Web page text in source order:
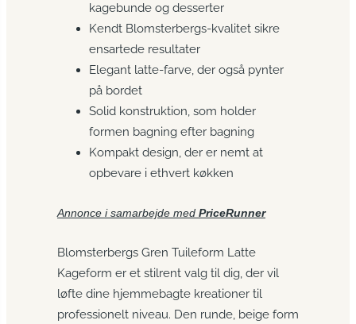
kagebunde og desserter
Kendt Blomsterbergs-kvalitet sikre
ensartede resultater
Elegant latte-farve, der også pynter
på bordet
Solid konstruktion, som holder
formen bagning efter bagning
Kompakt design, der er nemt at
opbevare i ethvert køkken
Annonce i samarbejde med PriceRunner
Blomsterbergs Gren Tuileform Latte
Kageform er et stilrent valg til dig, der vil
løfte dine hjemmebagte kreationer til
professionelt niveau. Den runde, beige form